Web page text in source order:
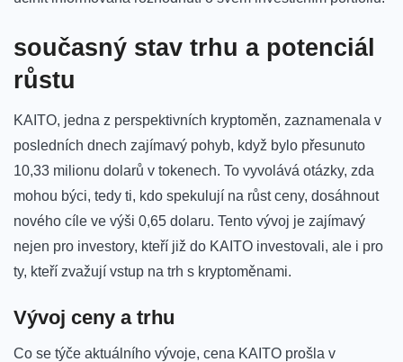
současný stav trhu a⁣ potenciál
růstu
KAITO, jedna z perspektivních kryptoměn, zaznamenala v
posledních dnech zajímavý pohyb, když‍ bylo přesunuto
10,33 milionu dolarů v tokenech. ⁤To vyvolává‌ otázky, zda
mohou býci, tedy ti, kdo​ spekulují na růst ​ceny, ⁣dosáhnout
⁣nového cíle ve výši 0,65 dolaru. Tento vývoj je zajímavý
nejen pro ​investory, kteří již do KAITO investovali, ale i pro
‍ty,‍ kteří zvažují vstup na ⁢trh s⁢ kryptoměnami.
Vývoj ceny a trhu
Co se týče aktuálního⁤ vývoje, cena KAITO prošla v